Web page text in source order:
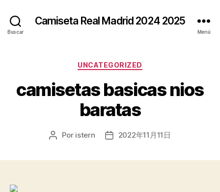
Buscar
Camiseta Real Madrid 2024 2025
Menú
Categorías
UNCATEGORIZED
camisetas basicas nios
baratas
Autor
Por istern
Fecha2022年11月11日